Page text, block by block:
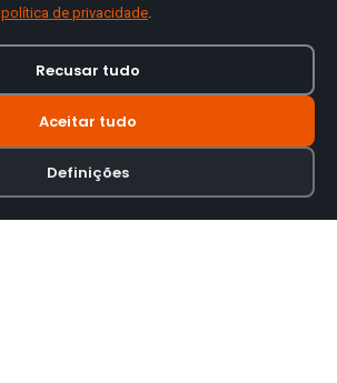
política de privacidade.
Recusar tudo
Aceitar tudo
Definições